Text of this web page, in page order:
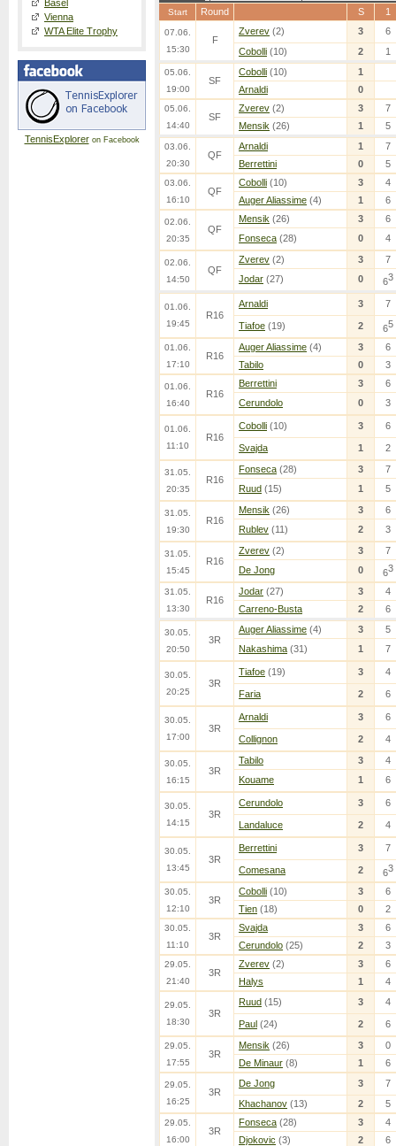
Basel
Vienna
WTA Elite Trophy
TennisExploreron Facebook
Start Round S 1
07.06.
15:30
F
Zverev (2) 3
6
Cobolli (10) 2 1
05.06.
19:00
SF
Cobolli (10)
1
Arnaldi
0
05.06.
14:40
SF
Zverev (2) 3
7
Mensik (26) 1 5
03.06.
20:30
QF
Arnaldi 1
7
Berrettini
0 5
03.06.
16:10
QF
Cobolli (10) 3
4
Auger Aliassime (4) 1 6
02.06.
20:35
QF
Mensik (26) 3
6
Fonseca (28) 0 4
02.06.
14:50
QF
Zverev (2) 3
7
Jodar (27) 0 63
01.06.
19:45
R16
Arnaldi 3 7
Tiafoe (19) 2 65
01.06.
17:10
R16
Auger Aliassime (4) 3
6
Tabilo
0 3
01.06.
16:40
R16
Berrettini 3
6
Cerundolo
0 3
01.06.
11:10
R16
Cobolli (10) 3 6
Svajda 1 2
31.05.
20:35
R16
Fonseca (28) 3
7
Ruud (15) 1 5
31.05.
19:30
R16
Mensik (26) 3
6
Rublev (11) 2 3
31.05.
15:45
R16
Zverev (2) 3
7
De Jong
0 63
31.05.
13:30
R16
Jodar (27) 3
4
Carreno-Busta
2 6
30.05.
20:50
3R
Auger Aliassime (4) 3
5
Nakashima (31) 1 7
30.05.
20:25
3R
Tiafoe (19) 3 4
Faria 2 6
30.05.
17:00
3R
Arnaldi 3 6
Collignon 2 4
30.05.
16:15
3R
Tabilo 3
4
Kouame
1 6
30.05.
14:15
3R
Cerundolo 3 6
Landaluce 2 4
30.05.
13:45
3R
Berrettini 3 7
Comesana 2 63
30.05.
12:10
3R
Cobolli (10) 3
6
Tien (18) 0 2
30.05.
11:10
3R
Svajda 3
6
Cerundolo (25) 2 3
29.05.
21:40
3R
Zverev (2) 3
6
Halys
1 4
29.05.
18:30
3R
Ruud (15) 3 4
Paul (24) 2 6
29.05.
17:55
3R
Mensik (26) 3
0
De Minaur (8) 1 6
29.05.
16:25
3R
De Jong 3
7
Khachanov (13) 2 5
29.05.
16:00
3R
Fonseca (28) 3
4
Djokovic (3) 2 6